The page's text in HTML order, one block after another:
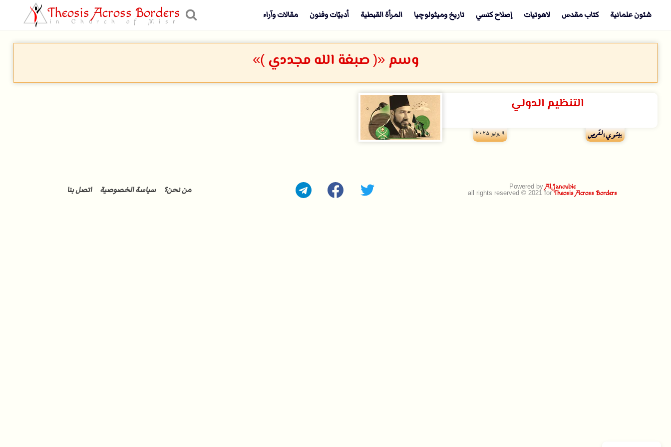
شئون علمانية كتاب مقدس لاهوتيات إصلاح كنسي تاريخ وميثولوچيا المرأة القبطية أدبيّات وفنون مقالات وآراء Theosis Across Borders
in Church of Misr
وسم «( صبغة الله مجددي )»
التنظيم الدولي
بيشوي القمص ۹ يونيو ۲۰۲۵
Powered byAl.Janoubie
all rights reserved © 2021 forTheosis Across Borders من نحن؟ سياسة الخصوصية اتصل بنا